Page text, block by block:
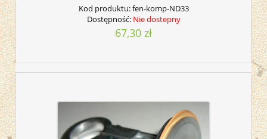
Kod produktu:fen-komp-ND33
Dostępność: Nie dostepny
67,30 zł